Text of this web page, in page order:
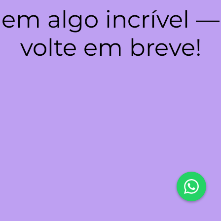
em algo incrível —
volte em breve!